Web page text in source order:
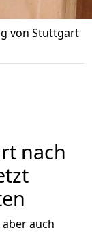
von Stuttgart
nach
auch